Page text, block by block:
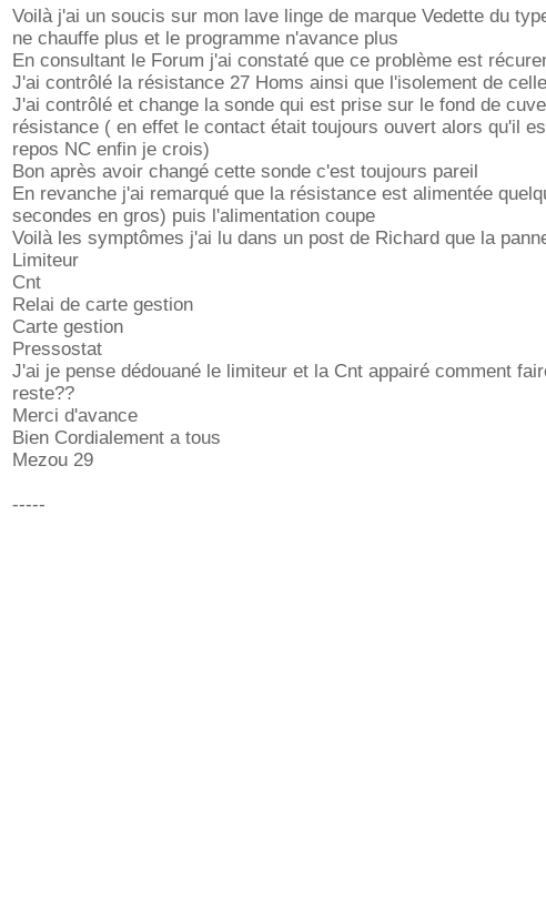
Voilà j'ai un soucis sur mon lave linge de marque Vedette du
ne chauffe plus et le programme n'avance plus
En consultant le Forum j'ai constaté que ce problème est
J'ai contrôlé la résistance 27 Homs ainsi que l'isolement de
J'ai contrôlé et change la sonde qui est prise sur le fond de
résistance ( en effet le contact était toujours ouvert alors qu'il
repos NC enfin je crois)
Bon après avoir changé cette sonde c'est toujours pareil
En revanche j'ai remarqué que la résistance est alimentée
secondes en gros) puis l'alimentation coupe
Voilà les symptômes j'ai lu dans un post de Richard que la
Limiteur
Cnt
Relai de carte gestion
Carte gestion
Pressostat
J'ai je pense dédouané le limiteur et la Cnt appairé comment
reste??
Merci d'avance
Bien Cordialement a tous
Mezou 29
-----